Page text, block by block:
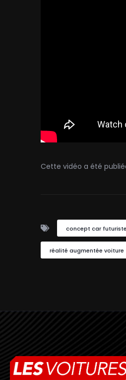
Cette vidéo a été
concept car futuriste
réalité augmentée voiture